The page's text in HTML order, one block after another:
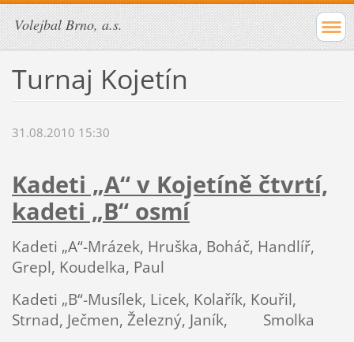
Volejbal Brno, a.s.
Turnaj Kojetín
31.08.2010 15:30
Kadeti „A“ v Kojetíně čtvrtí,
kadeti „B“ osmí
Kadeti „A“-Mrázek, Hruška, Boháč, Handlíř,
Grepl, Koudelka, Paul
Kadeti „B“-Musílek, Licek, Kolařík, Kouřil,
Strnad, Ječmen, Železný, Janík,
Smolka